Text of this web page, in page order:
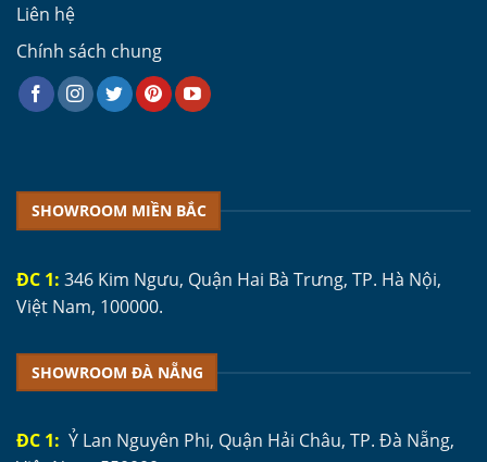
Liên hệ
Chính sách chung
SHOWROOM MIỀN BẮC
ĐC 1: 346 Kim Ngưu, Quận Hai Bà Trưng, TP. Hà Nội,
Việt Nam, 100000.
SHOWROOM ĐÀ NẴNG
ĐC 1: Ỷ Lan Nguyên Phi, Quận Hải Châu, TP. Đà Nẵng,